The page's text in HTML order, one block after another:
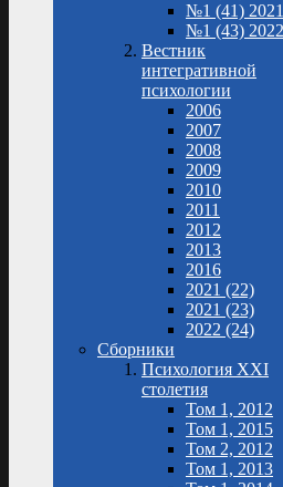
№1 (41) 2021
№1 (43) 2022
Вестник
интегративной
психологии
2006
2007
2008
2009
2010
2011
2012
2013
2016
2021 (22)
2021 (23)
2022 (24)
Сборники
Психология XXI
столетия
Том 1, 2012
Том 1, 2015
Том 2, 2012
Том 1, 2013